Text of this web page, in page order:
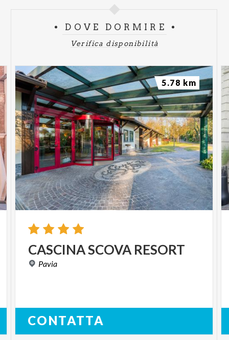
DOVE DORMIRE
Verifica disponibilità
CASCINASCOVA RESORT
Pavia
CONTATTA
5.78 km